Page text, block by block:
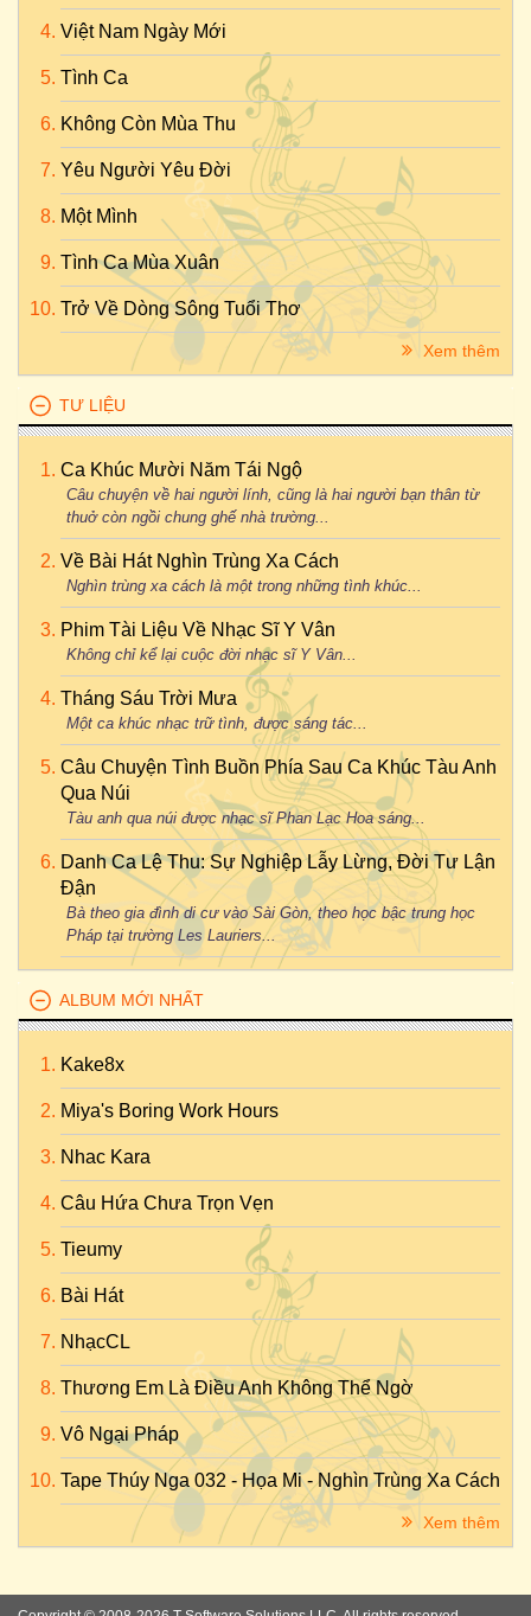
Việt Nam Ngày Mới
Tình Ca
Không Còn Mùa Thu
Yêu Người Yêu Đời
Một Mình
Tình Ca Mùa Xuân
Trở Về Dòng Sông Tuổi Thơ
Xem thêm
TƯ LIỆU
Ca Khúc Mười Năm Tái Ngộ
Câu chuyện về hai người lính, cũng là hai người bạn thân từ
thuở còn ngồi chung ghế nhà trường...
Về Bài Hát Nghìn Trùng Xa Cách
Nghìn trùng xa cách là một trong những tình khúc...
Phim Tài Liệu Về Nhạc Sĩ Y Vân
Không chỉ kể lại cuộc đời nhạc sĩ Y Vân...
Tháng Sáu Trời Mưa
Một ca khúc nhạc trữ tình, được sáng tác...
Câu Chuyện Tình Buồn Phía Sau Ca Khúc Tàu Anh
Qua Núi
Tàu anh qua núi được nhạc sĩ Phan Lạc Hoa sáng...
Danh Ca Lệ Thu: Sự Nghiệp Lẫy Lừng, Đời Tư Lận
Đận
Bà theo gia đình di cư vào Sài Gòn, theo học bậc trung học
Pháp tại trường Les Lauriers...
ALBUM MỚI NHẤT
Kake8x
Miya's Boring Work Hours
Nhac Kara
Câu Hứa Chưa Trọn Vẹn
Tieumy
Bài Hát
NhạcCL
Thương Em Là Điều Anh Không Thể Ngờ
Vô Ngại Pháp
Tape Thúy Nga 032 - Họa Mi - Nghìn Trùng Xa Cách
Xem thêm